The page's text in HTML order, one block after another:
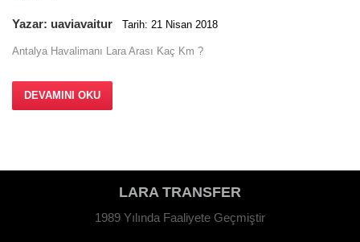
Yazar: uaviavaitur Tarih: 21 Nisan 2018
Antalya Havalimanı Lara Arası Kaç Km ?
DEVAMINI OKU
LARA TRANSFER
1989 Yılında Faaliyete Geçmiştir